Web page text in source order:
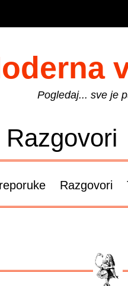
Pogledaj... sve je
Razgovori
Razgovori